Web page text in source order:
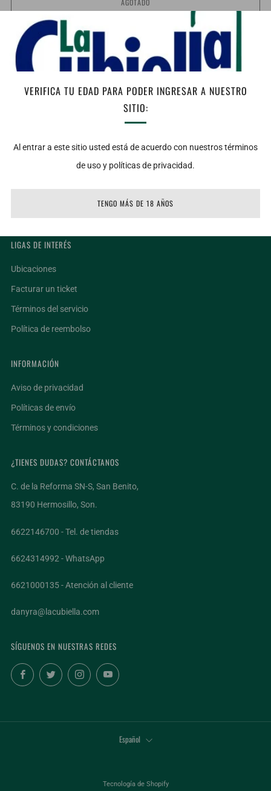
VERIFICA TU EDAD PARA PODER INGRESAR A NUESTRO
SITIO:
Al entrar a este sitio usted está de acuerdo con nuestros términos
de uso y políticas de privacidad.
TENGO MÁS DE 18 AÑOS
AGOTADO
Vista: Vino de un atractivo color rojo violáceo tenue; brillante y
Nariz: De nariz afrutada con aromas que recuerdan principalmente
las frutas rojas del bosque: zarzamoras, fresas, frambuesas,
Boca: En boca se muestra con una intensidad liviana de sus
LIGAS DE INTERÉS
Ubicaciones
Facturar un ticket
Términos del servicio
Política de reembolso
INFORMACIÓN
Aviso de privacidad
Políticas de envío
Términos y condiciones
¿TIENES DUDAS? CONTÁCTANOS
C. de la Reforma SN-S, San Benito,
83190 Hermosillo, Son.
6622146700 - Tel. de tiendas
6624314992 - WhatsApp
6621000135 - Atención al cliente
danyra@lacubiella.com
SÍGUENOS EN NUESTRAS REDES
FacebookTwitterInstagramYouTube
IDIOMA
Español
Tecnología de Shopify